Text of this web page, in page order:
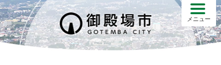
S
k
i
p
メニュー